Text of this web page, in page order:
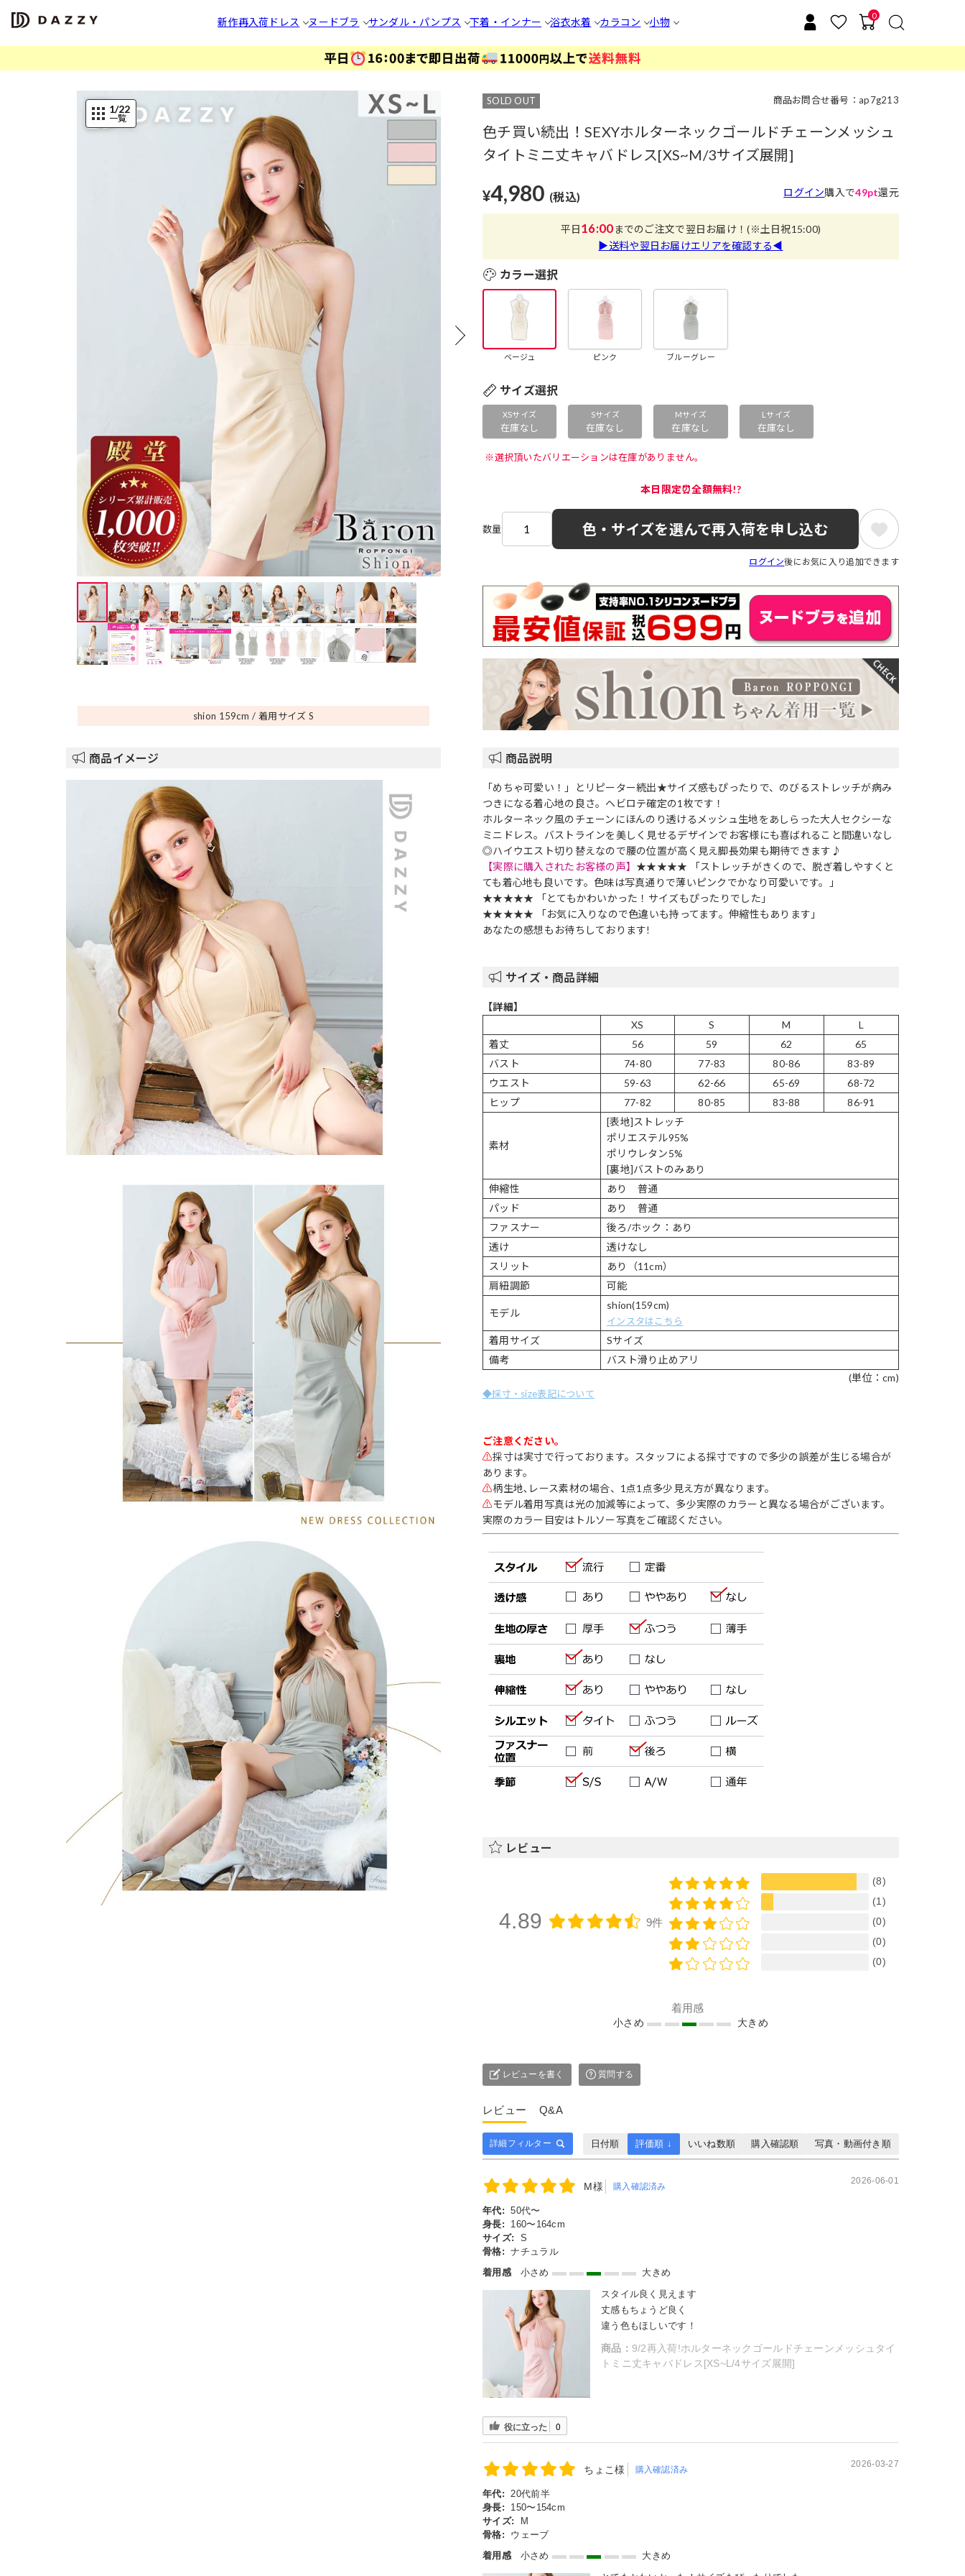
新作再入荷 ドレス ヌードブラ サンダル・パンプス 下着・インナー 浴衣水着 カラコン 小物
0
1/22
一覧
shion 159cm 着用サイズ S
SOLD OUT 商品お問合せ番号：ap7g213
色チ買い続出！SEXYホルターネックゴールドチェーンメッシュ
タイトミニ丈キャバドレス[XS~M/3サイズ展開]
¥4,980 (税込) ログイン購入で49pt還元
平日16:00までのご注文で翌日お届け！(※土日祝15:00)
▶送料や翌日お届けエリアを確認する◀
カラー選択
ベージュ ピンク ブルーグレー
サイズ選択
XSサイズ
在庫なし
Sサイズ
在庫なし
Mサイズ
在庫なし
Lサイズ
在庫なし
※選択頂いたバリエーションは在庫がありません。
本日限定⏰全額無料!?
数量 色・サイズを選んで再入荷を申し込む
ログイン後にお気に入り追加できます
商品イメージ 商品説明
「めちゃ可愛い！」とリピーター続出★サイズ感もぴったりで、のびるストレッチが病み
つきになる着心地の良さ。ヘビロテ確定の1枚です！
ホルターネック風のチェーンにほんのり透けるメッシュ生地をあしらった大人セクシーな
ミニドレス。バストラインを美しく見せるデザインでお客様にも喜ばれること間違いなし
◎ハイウエスト切り替えなので腰の位置が高く見え脚長効果も期待できます♪
【実際に購入されたお客様の声】 ★★★★★ 「ストレッチがきくので、脱ぎ着しやすくと
ても着心地も良いです。色味は写真通りで薄いピンクでかなり可愛いです。」
★★★★★ 「とてもかわいかった！サイズもぴったりでした」
★★★★★ 「お気に入りなので色違いも持ってます。伸縮性もあります」
あなたの感想もお待ちしております!
サイズ・商品詳細
【詳細】
XS
S M
L
着丈
56 59 62
65
バスト
74-80 77-83 80-86
83-89
ウエスト
59-63 62-66 65-69
68-72
ヒップ
77-82 80-85 83-88 86-91
素材
[表地]ストレッチ
ポリエステル95%
ポリウレタン5%
[裏地]バストのみあり
伸縮性
あり 普通
パッド
あり 普通
ファスナー
後ろ/ホック：あり
透け
透けなし
スリット
あり（11cm）
肩紐調節
可能
モデル
shion(159cm)
インスタはこちら
着用サイズ
Sサイズ
備考
バスト滑り止めアリ
(単位：cm)
◆採寸・size表記について
ご注意ください。
⚠採寸は実寸で行っております。スタッフによる採寸ですので多少の誤差が生じる場合が
あります。
⚠柄生地､レース素材の場合、1点1点多少見え方が異なります。
⚠モデル着用写真は光の加減等によって、多少実際のカラーと異なる場合がございます。
実際のカラー目安はトルソー写真をご確認ください。
レビュー
4.89 9件
(8)
(1)
(0)
(0)
(0)
着用感
小さめ 大きめ
レビューを書く 質問する
レビュー Q&A
詳細フィルター 日付順 評価順 ↓ いいね数順 購入確認順 写真・動画付き順
M様 購入確認済み
2026-06-01
年代: 50代〜
身長:
160〜164cm
サイズ:
S
骨格: ナチュラル
着用感
小さめ
大きめ
スタイル良く見えます
丈感もちょうど良く
違う色もほしいです！
商品： 9/2再入荷!ホルターネックゴールドチェーンメッシュタイ
トミニ丈キャバドレス[XS~L/4サイズ展開]
役に立った 0
ちょこ様 購入確認済み
2026-03-27
年代:
20代前半
身長:
150〜154cm
サイズ:
M
骨格:
ウェーブ
着用感
小さめ
大きめ